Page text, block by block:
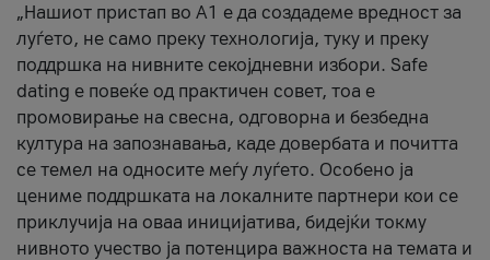
„Нашиот пристап во А1 е да создадеме вредност за
луѓето, не само преку технологија, туку и преку
поддршка на нивните секојдневни избори. Safe
dating е повеќе од практичен совет, тоа е
промовирање на свесна, одговорна и безбедна
култура на запознавања, каде довербата и почитта
се темел на односите меѓу луѓето. Особено ја
цениме поддршката на локалните партнери кои се
приклучија на оваа иницијатива, бидејќи токму
нивното учество ја потенцира важноста на темата и